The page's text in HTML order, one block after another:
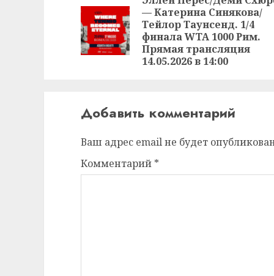
— Катерина Синякова/
Тейлор Таунсенд. 1/4
финала WTA 1000 Рим.
Прямая трансляция
14.05.2026 в 14:00
Добавить комментарий
Ваш адрес email не будет
Комментарий *